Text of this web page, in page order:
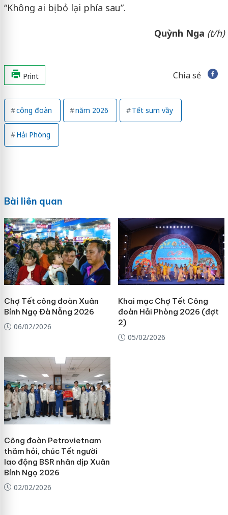
“Không ai bị bỏ lại phía sau”.
Quỳnh Nga (t/h)
Print Chia sẻ
công đoàn năm 2026 Tết sum vầy
Hải Phòng
Bài liên quan
Chợ Tết công đoàn Xuân
Bính Ngọ Đà Nẵng 2026
06/02/2026
Khai mạc Chợ Tết Công
đoàn Hải Phòng 2026 (đợt
2)
05/02/2026
Công đoàn Petrovietnam
thăm hỏi, chúc Tết người
lao động BSR nhân dịp Xuân
Bính Ngọ 2026
02/02/2026